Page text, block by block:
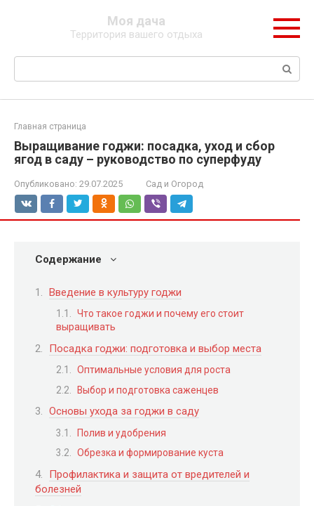
Моя дача
Территория вашего отдыха
Поиск:
Главная страница
Выращивание годжи: посадка, уход и сбор
ягод в саду – руководство по суперфуду
Опубликовано: 29.07.2025 Сад и Огород
Содержание
Введение в культуру годжи
Что такое годжи и почему его стоит
выращивать
Посадка годжи: подготовка и выбор места
Оптимальные условия для роста
Выбор и подготовка саженцев
Основы ухода за годжи в саду
Полив и удобрения
Обрезка и формирование куста
Профилактика и защита от вредителей и
болезней